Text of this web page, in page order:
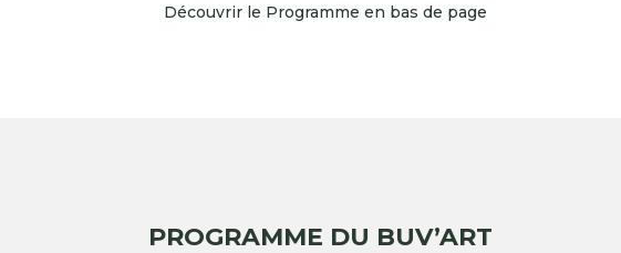
Découvrir le Programme en bas de page
PROGRAMME DU BUV’ART